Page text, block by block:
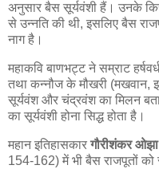
अनुसार बैस सूर्यवंशी हैं। उनके
से उन्नति की थी, इसलिए बैस
नाग है।
महाकवि बाणभट्ट ने सम्राट
तथा कन्नौज के मौखरी (मखवान,
सूर्यवंश और चंद्रवंश का मिलन
का सूर्यवंशी होना सिद्ध होता है।
महान इतिहासकारगौरीशंकर ओझा
154-162) में भी बैस राजपूतों को